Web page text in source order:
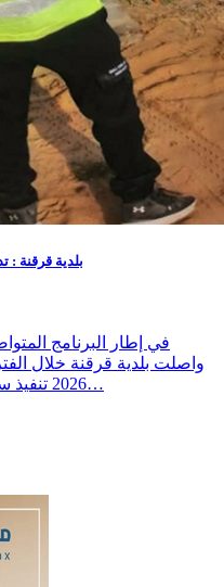
بلدية قرقنة
في إطار البرنامج
2026 تنفيذ سلسلة من التدخلات الميدانية بمختلف…